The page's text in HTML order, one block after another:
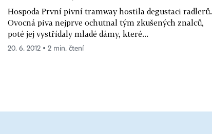
Hospoda První pivní tramway hostila degustaci radlerů.
Ovocná piva nejprve ochutnal tým zkušených znalců,
poté jej vystřídaly mladé dámy, které...
20. 6. 2012 ▪ 2 min. čtení